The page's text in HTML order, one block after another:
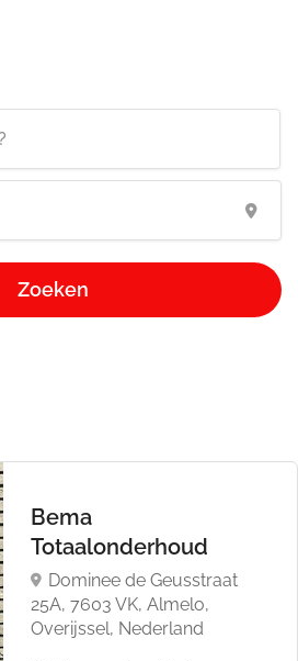
Zoeken
Bema
Totaalonderhoud
Dominee de Geusstraat
25A, 7603 VK, Almelo,
Overijssel, Nederland